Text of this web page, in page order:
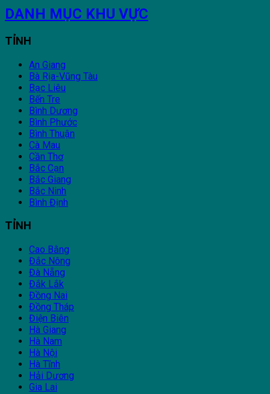
DANH MỤC KHU VỰC
TỈNH
An Giang
Bà Rịa-Vũng Tàu
Bạc Liêu
Bến Tre
Bình Dương
Bình Phước
Bình Thuận
Cà Mau
Cần Thơ
Bắc Cạn
Bắc Giang
Bắc Ninh
Bình Định
TỈNH
Cao Bằng
Đắc Nông
Đà Nẵng
Đắk Lắk
Đồng Nai
Đồng Tháp
Điện Biên
Hà Giang
Hà Nam
Hà Nội
Hà Tĩnh
Hải Dương
Gia Lai